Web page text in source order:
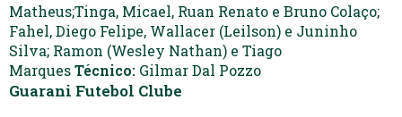
Matheus;Tinga, Micael, Ruan Renato e Bruno Colaço;
Fahel, Diego Felipe, Wallacer (Leilson) e Juninho
Silva; Ramon (Wesley Nathan) e Tiago
MarquesTécnico: Gilmar Dal Pozzo
Guarani Futebol Clube